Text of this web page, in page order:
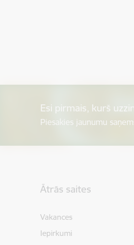
Esi pirmais, kurš
Piesakies jaunumu
Ātrās saites
Vakances
Iepirkumi